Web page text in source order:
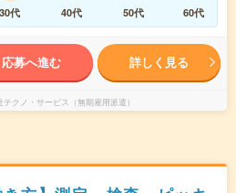
30代 40代 50代 60代
応募へ進む 詳しく見る
テクノ・サービス（無期雇用派遣）